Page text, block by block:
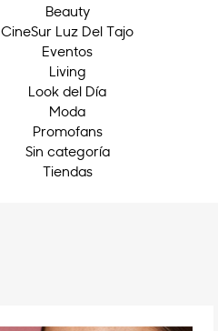
Beauty
CineSur Luz Del Tajo
Eventos
Living
Look del Día
Moda
Promofans
Sin categoría
Tiendas